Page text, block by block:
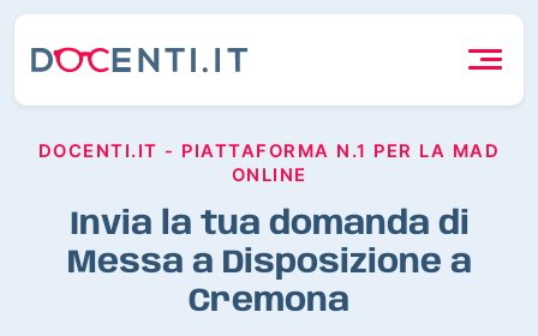
DOCENTI.IT - PIATTAFORMA N.1 PER LA MAD
ONLINE
Invia la tua domanda di
Messa a Disposizione a
Cremona